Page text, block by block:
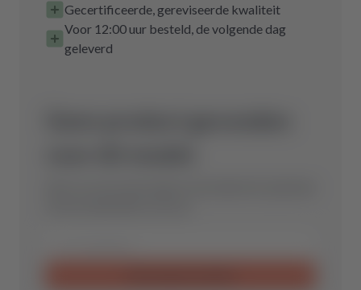
Gecertificeerde, gereviseerde kwaliteit
Voor 12:00 uur besteld, de volgende dag
geleverd